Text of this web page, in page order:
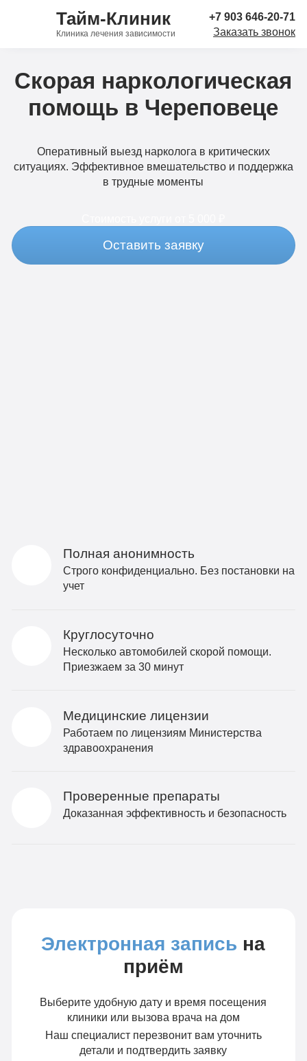
Тайм-Клиник
Клиника лечения зависимости
+7 903 646-20-71
Заказать звонок
Скорая наркологическая
помощь в Череповеце
Оперативный выезд нарколога в критических
ситуациях. Эффективное вмешательство и поддержка
в трудные моменты
Оставить заявку
Полная анонимность
Строго конфиденциально. Без постановки на
учет
Круглосуточно
Несколько автомобилей скорой помощи.
Приезжаем за 30 минут
Медицинские лицензии
Работаем по лицензиям Министерства
здравоохранения
Проверенные препараты
Доказанная эффективность и безопасность
Электронная запись на
приём
Выберите удобную дату и время посещения
клиники или вызова врача на дом
Наш специалист перезвонит вам уточнить
детали и подтвердить заявку